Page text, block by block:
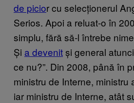
de picior cu selecționerul
Serios. Apoi a reluat-o în
simplu, fără să-l întrebe
Și a devenitși general
ce nu?”. Din 2008, până în
ministru de Interne, ministru
iar ministru de Interne, atât